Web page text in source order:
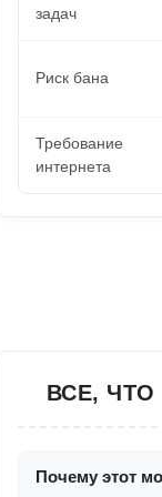
задач
Риск бана
Требование
интернета
ВСЕ, ЧТО
Почему этот